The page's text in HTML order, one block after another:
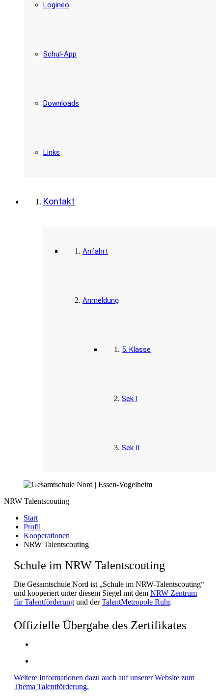
Logineo
Schul-App
Downloads
Links
Kontakt
Anfahrt
Anmeldung
5. Klasse
Sek I
Sek II
NRW Talentscouting
Start
Profil
Kooperationen
NRW Talentscouting
Schule im NRW Talentscouting
Die Gesamtschule Nord ist „Schule im NRW-Talentscouting“
und kooperiert unter diesem Siegel mit dem NRW Zentrum
für Talentförderung und derTalentMetropole Ruhr.
Offizielle Übergabe des Zertifikates
Weitere Informationen dazu auch auf unserer Website zum
Thema Talentförderung.